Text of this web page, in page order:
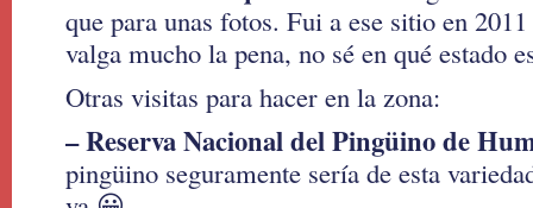
que para unas fotos. Fui a ese sitio en
valga mucho la pena, no sé en qué estado
Otras visitas para hacer en la zona:
– Reserva Nacional del Pingüino de
pingüino seguramente sería de esta